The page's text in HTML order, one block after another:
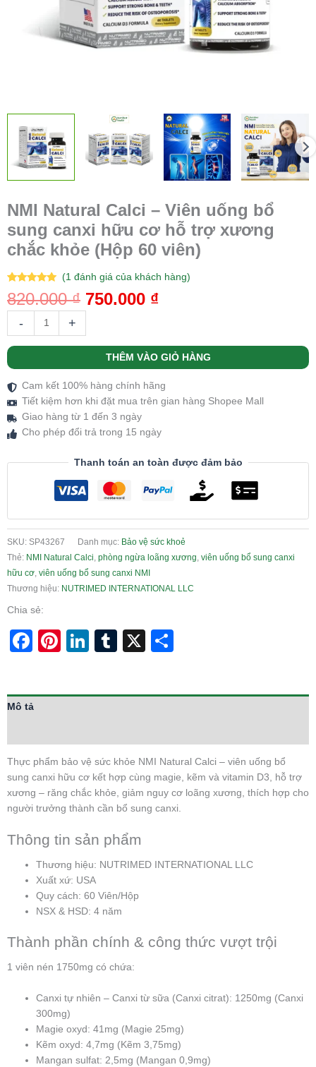
NMI Natural Calci – Viên uống bổ
sung canxi hữu cơ hỗ trợ xương
chắc khỏe (Hộp 60 viên)
5.00 trên 5
dựa trên
1
đánh giá
(1đánh giá của khách hàng)
820.000₫ 750.000 ₫
- +
THÊM VÀO GIỎ HÀNG
Cam kết 100% hàng chính hãng
Tiết kiệm hơn khi đặt mua trên gian hàng Shopee Mall
Giao hàng từ 1 đến 3 ngày
Cho phép đổi trả trong 15 ngày
Thanh toán an toàn được đảm bảo
SKU: SP43267 Danh mục: Bảo vệ sức khoẻ
Thẻ: NMI Natural Calci phòng ngừa loãng xương viên uống bổ sung canxi
hữu cơ viên uống bổ sung canxi NMI
Thương hiệu: NUTRIMED INTERNATIONAL LLC
Chia sẻ:
Facebook
Pinterest
LinkedIn
Tumblr
X
Mô tả
Thực phẩm bảo vệ sức khỏe NMI Natural Calci – viên uống bổ
sung canxi hữu cơ kết hợp cùng magie, kẽm và vitamin D3, hỗ trợ
xương – răng chắc khỏe, giảm nguy cơ loãng xương, thích hợp cho
người trưởng thành cần bổ sung canxi.
Thông tin sản phẩm
Thương hiệu: NUTRIMED INTERNATIONAL LLC
Xuất xứ: USA
Quy cách: 60 Viên/Hộp
NSX & HSD: 4 năm
Thành phần chính & công thức vượt trội
1 viên nén 1750mg có chứa:
Canxi tự nhiên – Canxi từ sữa (Canxi citrat): 1250mg (Canxi
300mg)
Magie oxyd: 41mg (Magie 25mg)
Kẽm oxyd: 4,7mg (Kẽm 3,75mg)
Mangan sulfat: 2,5mg (Mangan 0,9mg)